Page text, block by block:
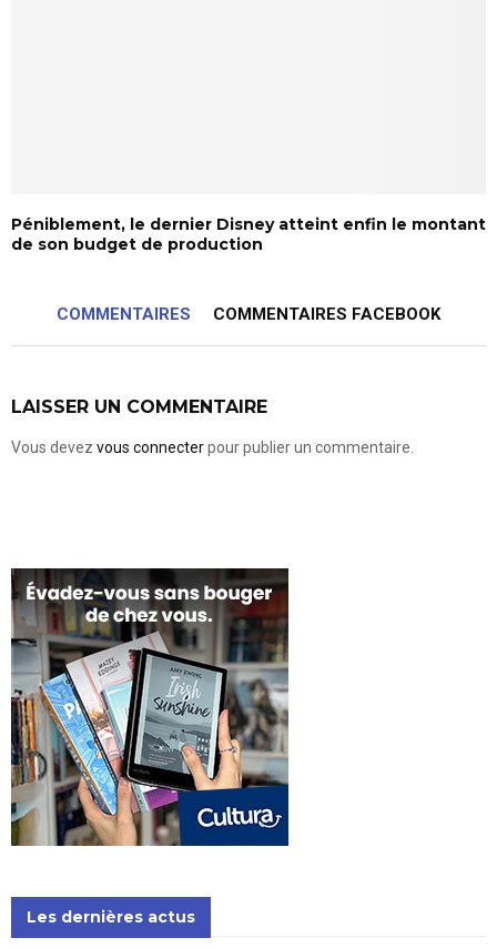
Péniblement, le dernier Disney atteint enfin le montant
de son budget de production
COMMENTAIRES COMMENTAIRES FACEBOOK
LAISSER UN COMMENTAIRE
Vous devez vous connecterpour publier un commentaire.
Les dernières actus